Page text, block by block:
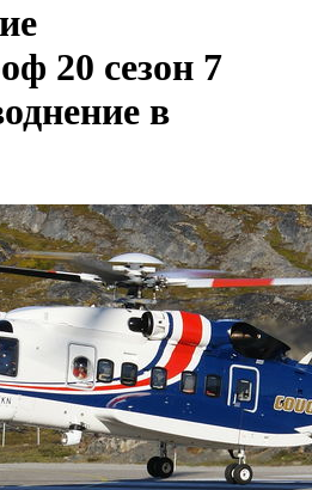
20 сезон 7
в